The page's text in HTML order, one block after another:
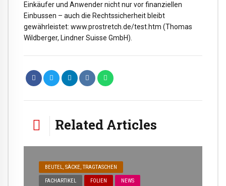
Einkäufer und Anwender nicht nur vor finanziellen
Einbussen – auch die Rechtssicherheit bleibt
gewährleistet: www.prostretch.de/test.htm (Thomas
Wildberger, Lindner Suisse GmbH).
Related Articles
BEUTEL, SÄCKE, TRAGTASCHEN
FACHARTIKEL FOLIEN NEWS